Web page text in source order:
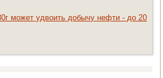
может удвоить добычу нефти - до 20